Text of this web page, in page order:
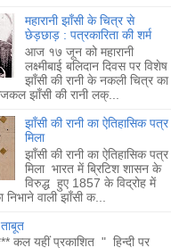
महारानी झाँसी के चित्र से
छेड़छाड़ : पत्रकारिता की शर्म
आज १७ जून को महारानी
लक्ष्मीबाई बलिदान दिवस पर विशेष
झाँसी की रानी के नकली चित्र का
झाँसी की रानी लक्...
झाँसी की रानी का ऐतिहासिक पत्र
मिला
झाँसी की रानी का ऐतिहासिक पत्र
मिला भारत में ब्रिटिश शासन के
विरुद्ध हुए 1857 के विद्रोह में
वाली झाँसी क...
ताबूत
कल यहीं प्रकाशित " हिन्दी पर